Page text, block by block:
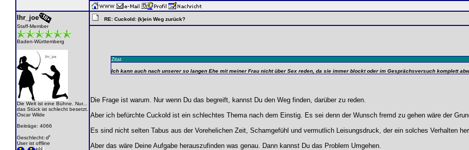
Ihr_joe
Staff-Member
Baden-Württemberg
Die Welt ist eine Bühne. Nur...
das Stück ist schlecht besetzt.
Oscar Wilde
Beiträge: 4066
Geschlecht:
User ist offline
RE: Cuckold: (k)ein Weg zurück?
Zitat
Ich kann auch nach unserer so langen Ehe mit meiner Frau nicht über Sex reden, da sie immer blockt oder im Gesprächsversuch komplett
Die Frage ist warum. Nur wenn Du das begreift, kannst Du den Weg finden, darüber zu reden.
Aber ich befürchte Cuckold ist ein schlechtes Thema nach dem Einstig. Es sei denn der Wunsch fremd zu gehen wäre der
Es sind nicht selten Tabus aus der Vorehelichen Zeit, Schamgefühl und vermutlich Leisungsdruck, der ein solches Verhalten
Aber das wäre Deine Aufgabe herauszufinden was genau. Dann kannst Du das Problem Umgehen.